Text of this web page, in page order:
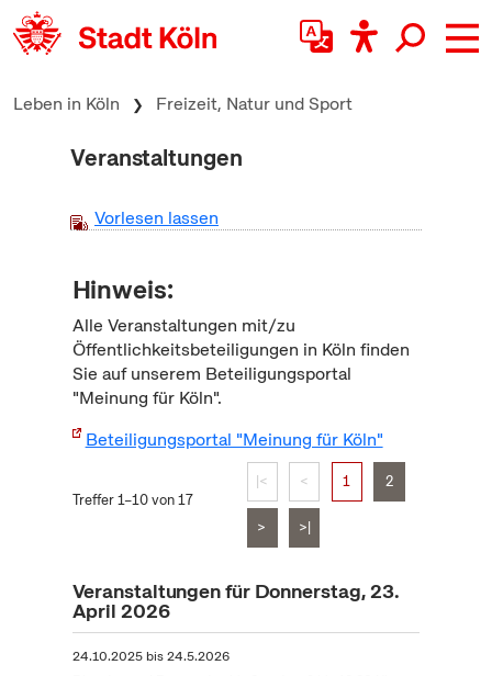
zum Inhalt springen
Leben in Köln Freizeit, Natur und Sport
Veranstaltungen
Vorlesen lassen
Hinweis:
Alle Veranstaltungen mit/zu
Öffentlichkeitsbeteiligungen in Köln finden
Sie auf unserem Beteiligungsportal
"Meinung für Köln".
Beteiligungsportal "Meinung für Köln"
Treffer 1–10 von 17
|< < 1 2
> >|
Veranstaltungen für Donnerstag, 23.
April 2026
24.10.2025bis24.5.2026